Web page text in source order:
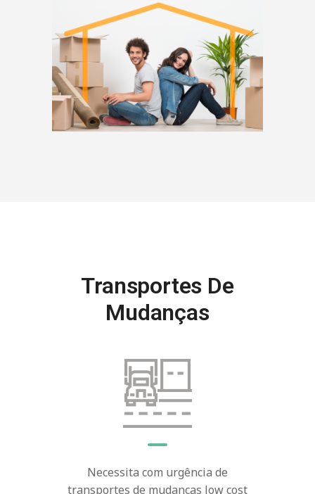
Transportes De
Mudanças
Necessita com urgência de
transportes de mudanças low cost